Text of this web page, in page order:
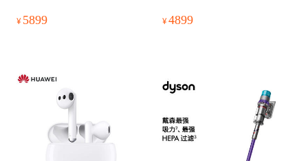
5G手机
¥ 5899
256GB茶橘 双模5G手机
¥4899